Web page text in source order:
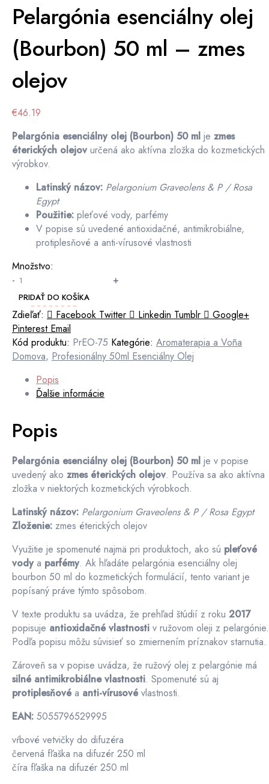
Pelargónia esenciálny olej
(Bourbon) 50 ml – zmes
olejov
€46.19
Pelargónia esenciálny olej (Bourbon) 50 ml je zmes
éterických olejovurčená ako aktívna zložka do kozmetických
výrobkov.
Latinský názov: Pelargonium Graveolens & P / Rosa
Egypt
Použitie: pleťové vody, parfémy
V popise sú uvedené antioxidačné, antimikrobiálne,
protiplesňové a anti-vírusové vlastnosti
Množstvo:
- množstvo
Pelargónia
esenciálny
olej
(Bourbon)
50
ml
zmes
+
PRIDAŤ DO KOŠÍKA
Zdieľať: Facebook Twitter Linkedin Tumblr
Google+
Pinterest Email
Kód produktu: PrEO-75 Kategórie: Aromaterapia a Voña
Domova, Profesionálny 50ml Esenciálny Olej
Popis
Ďalšie informácie
Popis
Pelargónia esenciálny olej (Bourbon) 50 ml je v popise
uvedený ako zmes éterických olejov. Používa sa ako aktívna
zložka v niektorých kozmetických výrobkoch.
Latinský názov: Pelargonium Graveolens & P / Rosa Egypt
Zloženie: zmes éterických olejov
Využitie je spomenuté najmä pri produktoch, ako sú pleťové
vodya parfémy. Ak hľadáte pelargónia esenciálny olej
bourbon 50 ml do kozmetických formulácií, tento variant je
popísaný práve týmto spôsobom.
V texte produktu sa uvádza, že prehľad štúdií z roku 2017
popisuje antioxidačné vlastnosti v ružovom oleji z pelargónie.
Podľa popisu môžu súvisieť so zmiernením príznakov starnutia.
Zároveň sa v popise uvádza, že ružový olej z pelargónie má
silné antimikrobiálne vlastnosti. Spomenuté sú aj
protiplesňové a anti-vírusové vlastnosti.
EAN: 5055796529995
vŕbové vetvičky do difuzéra
červená fľaška na difuzér 250 ml
číra fľaška na difuzér 250 ml